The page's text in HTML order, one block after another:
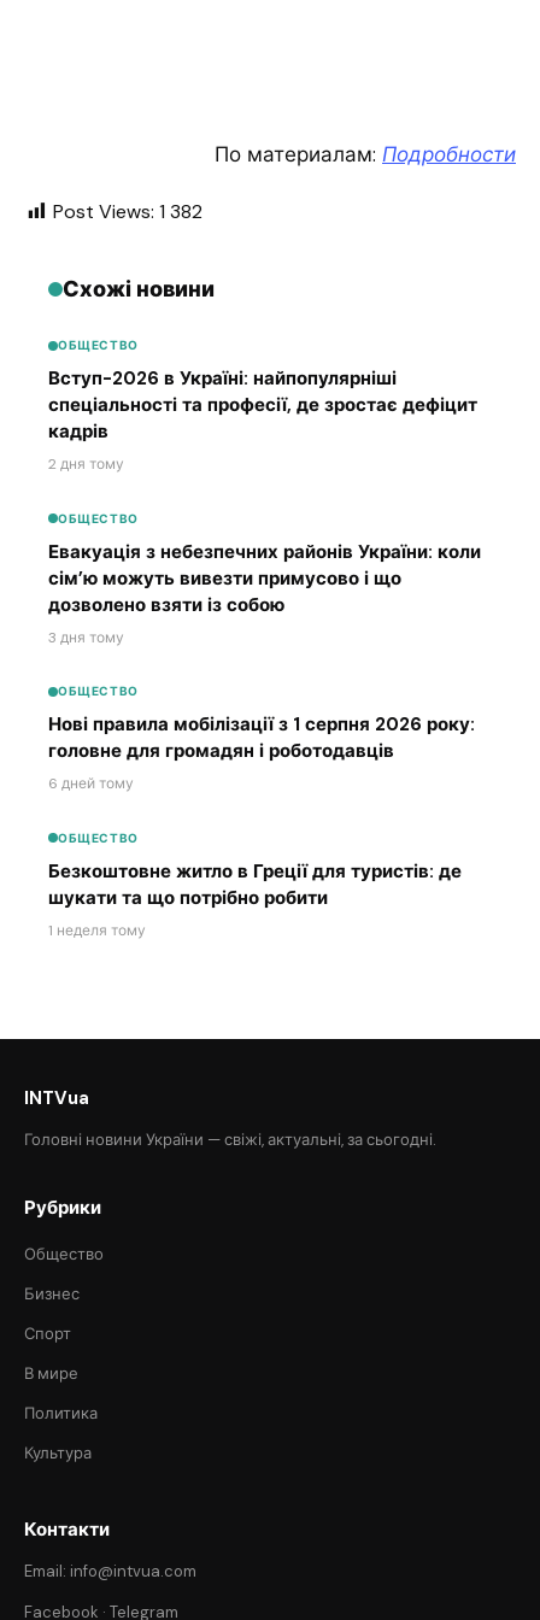
По материалам: Подробности
Post Views: 1 382
Схожі новини
ОБЩЕСТВО
Вступ-2026 в Україні: найпопулярніші
спеціальності та професії, де зростає дефіцит
кадрів
2 дня тому
ОБЩЕСТВО
Евакуація з небезпечних районів України: коли
сім’ю можуть вивезти примусово і що
дозволено взяти із собою
3 дня тому
ОБЩЕСТВО
Нові правила мобілізації з 1 серпня 2026 року:
головне для громадян і роботодавців
6 дней тому
ОБЩЕСТВО
Безкоштовне житло в Греції для туристів: де
шукати та що потрібно робити
1 неделя тому
INTVua
Головні новини України — свіжі, актуальні, за сьогодні.
Рубрики
Общество
Бизнес
Спорт
В мире
Политика
Культура
Контакти
Email: info@intvua.com
Facebook · Telegram